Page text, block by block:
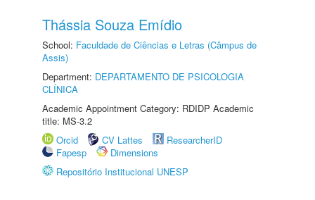
Thássia Souza Emídio
School: Faculdade de Ciências e Letras (Câmpus de
Assis)
Department: DEPARTAMENTO DE PSICOLOGIA
CLÍNICA
Academic Appointment Category: RDIDP Academic
title: MS-3.2
Orcid
CV Lattes
ResearcherID
Fapesp
Dimensions
Repositório Institucional UNESP